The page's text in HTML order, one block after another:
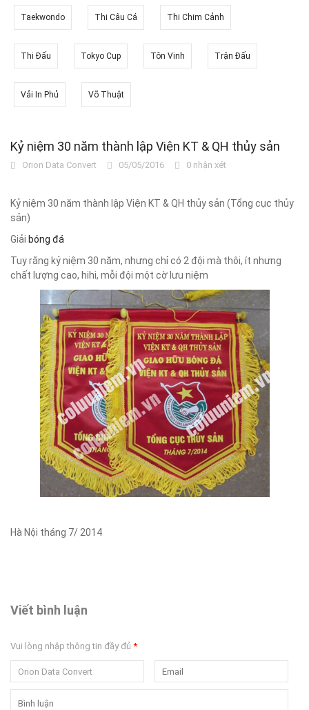
Taekwondo Thi Câu Cá Thi Chim Cảnh
Thi Đấu Tokyo Cup Tôn Vinh Trận Đấu
Vải In Phủ Võ Thuật
Kỷ niệm 30 năm thành lập Viện KT & QH thủy sản
Orion Data Convert 05/05/2016 0 nhận xét
Kỷ niệm 30 năm thành lập Viện KT & QH thủy sản (Tổng cục thủy
sản)
Giải bóng đá
Tuy rằng kỷ niệm 30 năm, nhưng chỉ có 2 đội mà thôi, ít nhưng
chất lượng cao, hihi, mỗi đội một cờ lưu niệm
Hà Nội tháng 7/ 2014
Viết bình luận
Vui lòng nhập thông tin đầy đủ *